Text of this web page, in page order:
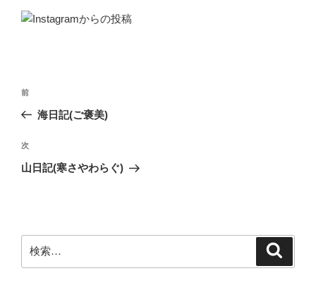
投
ビ
ゲ
ン
前
の
稿
前
海日記(ご褒美)
次
の
次
山日記(寒さやわらぐ)
索: